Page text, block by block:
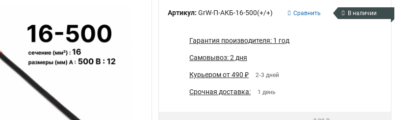
Артикул: GrW-П-АКБ-16-500(+/+) Сравнить В наличии
Гарантия производителя: 1 год
Самовывоз: 2 дня
Курьером от 490 ₽ 2-3 дней
Срочная доставка: 1 день